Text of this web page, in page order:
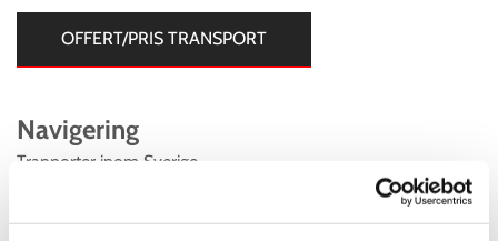
OFFERT/PRIS TRANSPORT
Navigering
Tranporter inom Sverige